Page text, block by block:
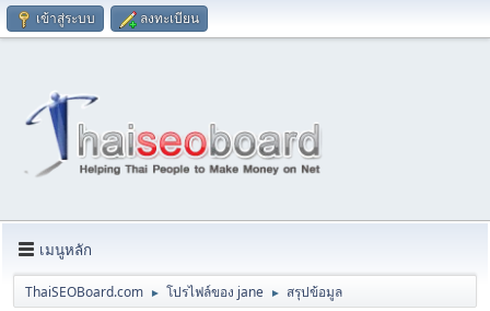
เข้าสู่ระบบ ลงทะเบียน
เมนูหลัก
ThaiSEOBoard.com ► โปรไฟล์ของ jane ► สรุปข้อมูล